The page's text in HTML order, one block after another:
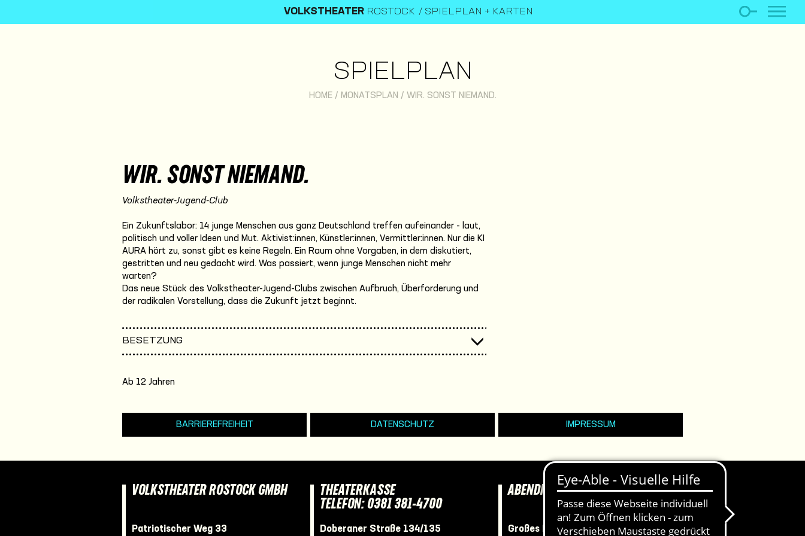
VOLKSTHEATER ROSTOCK SPIELPLAN + KARTEN
SPIELPLAN
HOME/ MONATSPLAN / WIR. SONST NIEMAND.
WIR. SONST NIEMAND.
Volkstheater-Jugend-Club
Ein Zukunftslabor: 14 junge Menschen aus ganz Deutschland treffen aufeinander - laut,
politisch und voller Ideen und Mut. Aktivist:innen, Künstler:innen, Vermittler:innen. Nur die KI
AURA hört zu, sonst gibt es keine Regeln. Ein Raum ohne Vorgaben, in dem diskutiert,
gestritten und neu gedacht wird. Was passiert, wenn junge Menschen nicht mehr
warten?
Das neue Stück des Volkstheater-Jugend-Clubs zwischen Aufbruch, Überforderung und
der radikalen Vorstellung, dass die Zukunft jetzt beginnt.
BESETZUNG
Ab 12 Jahren
BARRIEREFREIHEIT DATENSCHUTZ IMPRESSUM
VOLKSTHEATER ROSTOCK GMBH
Patriotischer Weg 33
THEATERKASSE
TELEFON: 0381 381-4700
Doberaner Straße 134/135
ABENDKASSEN
Großes Haus, Ateliertheater